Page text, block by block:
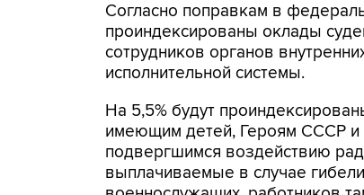
Согласно поправкам в
проиндексированы оклады
сотрудников органов
исполнительной системы.
На 5,5% будут
имеющим детей, Героям СССР и
подвергшимся воздействию
выплачиваемые в случае